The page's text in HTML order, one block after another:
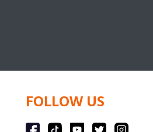
FOLLOW US